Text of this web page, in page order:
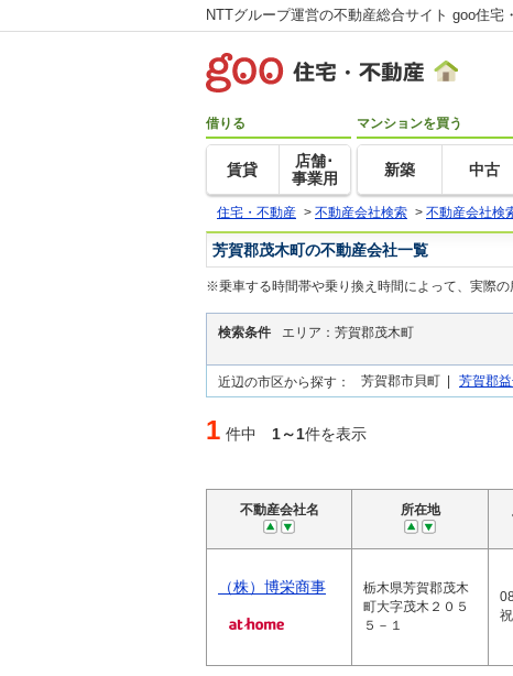
NTTグループ運営の不動産総合サイト goo住宅
借りる
賃貸
店舗･
事業用
マンションを買う
新築 中古
住宅・不動産 > 不動産会社検索 > 不動産会社検
芳賀郡茂木町の不動産会社一覧
※乗車する時間帯や乗り換え時間によって、実際
検索条件 エリア：芳賀郡茂木町
近辺の市区から探す： 芳賀郡市貝町 | 芳賀郡
1 件中 1～1件を表示
不動産会社名 所在地
（株）博栄商事
栃木県芳賀郡茂木
町大字茂木２０５
５－１
祝